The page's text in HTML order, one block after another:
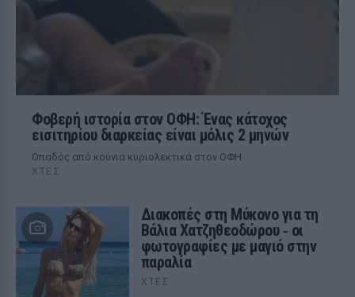
Φοβερή ιστορία στον ΟΦΗ: Ένας κάτοχος
εισιτηρίου διαρκείας είναι μόλις 2 μηνών
Οπαδός από κούνια κυριολεκτικά στον ΟΦΗ
ΧΤΕΣ
Διακοπές στη Μύκονο για τη
Βάλια Χατζηθεοδώρου ‑ οι
φωτογραφίες με μαγιό στην
παραλία
ΧΤΕΣ